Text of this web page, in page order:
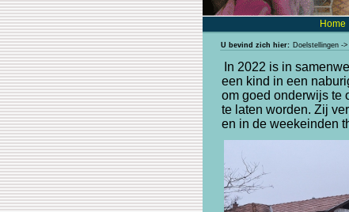
Home
U bevind zich hier: Doelstellingen ->
In 2022 is in
een kind in een
om goed onderwijs te
te laten worden. Zij
en in de weekeinden